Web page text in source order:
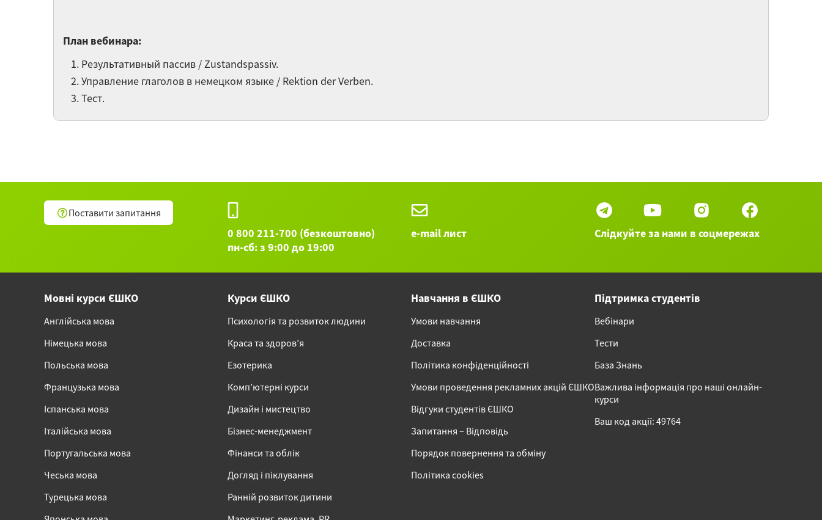
План вебинара:
Результативный пассив / Zustandspassiv.
Управление глаголов в немецком языке / Rektion der Verben.
Тест.
Поставити запитання
0 800 211-700 (безкоштовно)
пн-сб: з 9:00 до 19:00
e-mail лист Слідкуйте за нами в соцмережах
Мовні курси ЄШКО
Англійська мова
Німецька мова
Польська мова
Французька мова
Іспанська мова
Італійська мова
Португальська мова
Чеська мова
Турецька мова
Курси ЄШКО
Психологія та розвиток людини
Краса та здоров’я
Езотерика
Комп’ютерні курси
Дизайн і мистецтво
Бізнес-менеджмент
Фінанси та облік
Догляд і піклування
Ранній розвиток дитини
Навчання в ЄШКО
Умови навчання
Доставка
Політика конфіденційності
Умови проведення рекламних акцій ЄШКО
Відгуки студентів ЄШКО
Запитання – Відповідь
Порядок повернення та обміну
Політика cookies
Підтримка студентів
Вебінари
Тести
База Знань
Важлива інформація про наші онлайн-
курси
Ваш код акції: 49764